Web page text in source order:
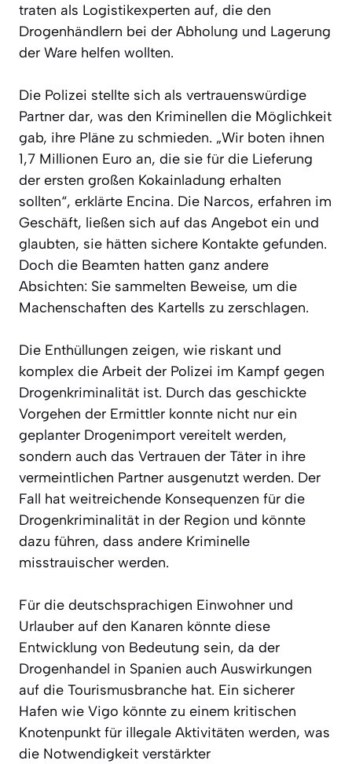
traten als Logistikexperten auf, die den
Drogenhändlern bei der Abholung und Lagerung
der Ware helfen wollten.
Die Polizei stellte sich als vertrauenswürdige
Partner dar, was den Kriminellen die Möglichkeit
gab, ihre Pläne zu schmieden. „Wir boten ihnen
1,7 Millionen Euro an, die sie für die Lieferung
der ersten großen Kokainladung erhalten
sollten“, erklärte Encina. Die Narcos, erfahren im
Geschäft, ließen sich auf das Angebot ein und
glaubten, sie hätten sichere Kontakte gefunden.
Doch die Beamten hatten ganz andere
Absichten: Sie sammelten Beweise, um die
Machenschaften des Kartells zu zerschlagen.
Die Enthüllungen zeigen, wie riskant und
komplex die Arbeit der Polizei im Kampf gegen
Drogenkriminalität ist. Durch das geschickte
Vorgehen der Ermittler konnte nicht nur ein
geplanter Drogenimport vereitelt werden,
sondern auch das Vertrauen der Täter in ihre
vermeintlichen Partner ausgenutzt werden. Der
Fall hat weitreichende Konsequenzen für die
Drogenkriminalität in der Region und könnte
dazu führen, dass andere Kriminelle
misstrauischer werden.
Für die deutschsprachigen Einwohner und
Urlauber auf den Kanaren könnte diese
Entwicklung von Bedeutung sein, da der
Drogenhandel in Spanien auch Auswirkungen
auf die Tourismusbranche hat. Ein sicherer
Hafen wie Vigo könnte zu einem kritischen
Knotenpunkt für illegale Aktivitäten werden, was
die Notwendigkeit verstärkter